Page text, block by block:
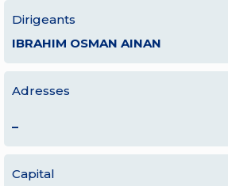
Dirigeants
IBRAHIM OSMAN AINAN
Adresses
–
Capital